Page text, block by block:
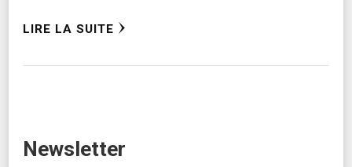
LIRE LA SUITE
Newsletter